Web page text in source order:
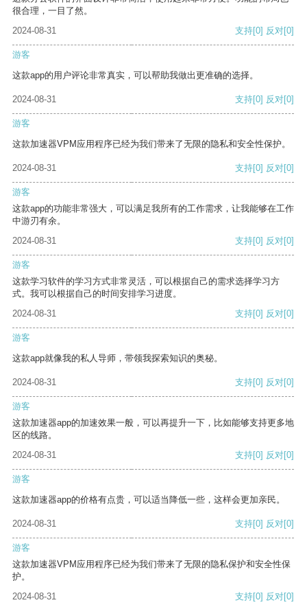
很合理，一目了然。
2024-08-31
支持[0] 反对[0]
游客
这款app的用户评论非常真实，可以帮助我做出更准确的选择。
2024-08-31 支持[0] 反对[0]
游客
这款加速器VPM应用程序已经为我们带来了无限的隐私和安全性保护。
2024-08-31 支持[0] 反对[0]
游客
这款app的功能非常强大，可以满足我所有的工作需求，让我能够在工作
中游刃有余。
2024-08-31
支持[0] 反对[0]
游客
这款学习软件的学习方式非常灵活，可以根据自己的需求选择学习方
式。我可以根据自己的时间安排学习进度。
2024-08-31
支持[0] 反对[0]
游客
这款app就像我的私人导师，带领我探索知识的奥秘。
2024-08-31 支持[0] 反对[0]
游客
这款加速器app的加速效果一般，可以再提升一下，比如能够支持更多地
区的线路。
2024-08-31
支持[0] 反对[0]
游客
这款加速器app的价格有点贵，可以适当降低一些，这样会更加亲民。
2024-08-31 支持[0] 反对[0]
游客
这款加速器VPM应用程序已经为我们带来了无限的隐私保护和安全性保
护。
2024-08-31
支持[0] 反对[0]